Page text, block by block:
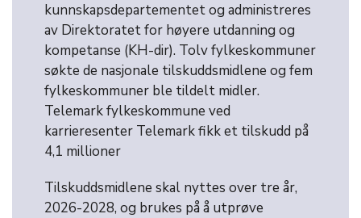
kunnskapsdepartementet og administreres
av Direktoratet for høyere utdanning og
kompetanse (KH-dir). Tolv fylkeskommuner
søkte de nasjonale tilskuddsmidlene og fem
fylkeskommuner ble tildelt midler.
Telemark fylkeskommune ved
karrieresenter Telemark fikk et tilskudd på
4,1 millioner
Tilskuddsmidlene skal nyttes over tre år,
2026-2028, og brukes på å utprøve